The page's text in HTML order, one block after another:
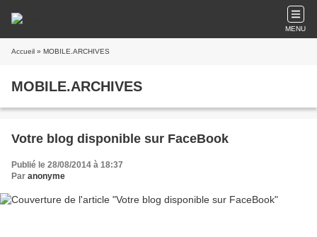
MENU
Accueil » MOBILE.ARCHIVES
MOBILE.ARCHIVES
Votre blog disponible sur FaceBook
Publié le 28/08/2014 à 18:37
Par anonyme